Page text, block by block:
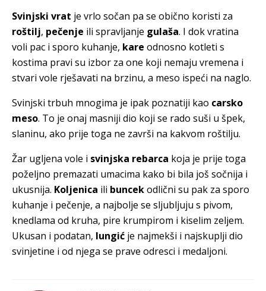
Svinjski vrat je vrlo sočan pa se obično koristi za
roštilj, pečenje ili spravljanje gulaša. I dok vratina
voli pac i sporo kuhanje, kare odnosno kotleti s
kostima pravi su izbor za one koji nemaju vremena i
stvari vole rješavati na brzinu, a meso ispeći na naglo.
Svinjski trbuh mnogima je ipak poznatiji kao carsko
meso. To je onaj masniji dio koji se rado suši u špek,
slaninu, ako prije toga ne završi na kakvom roštilju.
Žar ugljena vole i svinjska rebarca koja je prije toga
poželjno premazati umacima kako bi bila još sočnija i
ukusnija. Koljenica ili buncekodlični su pak za sporo
kuhanje i pečenje, a najbolje se sljubljuju s pivom,
knedlama od kruha, pire krumpirom i kiselim zeljem.
Ukusan i podatan, lungić je najmekši i najskuplji dio
svinjetine i od njega se prave odresci i medaljoni.